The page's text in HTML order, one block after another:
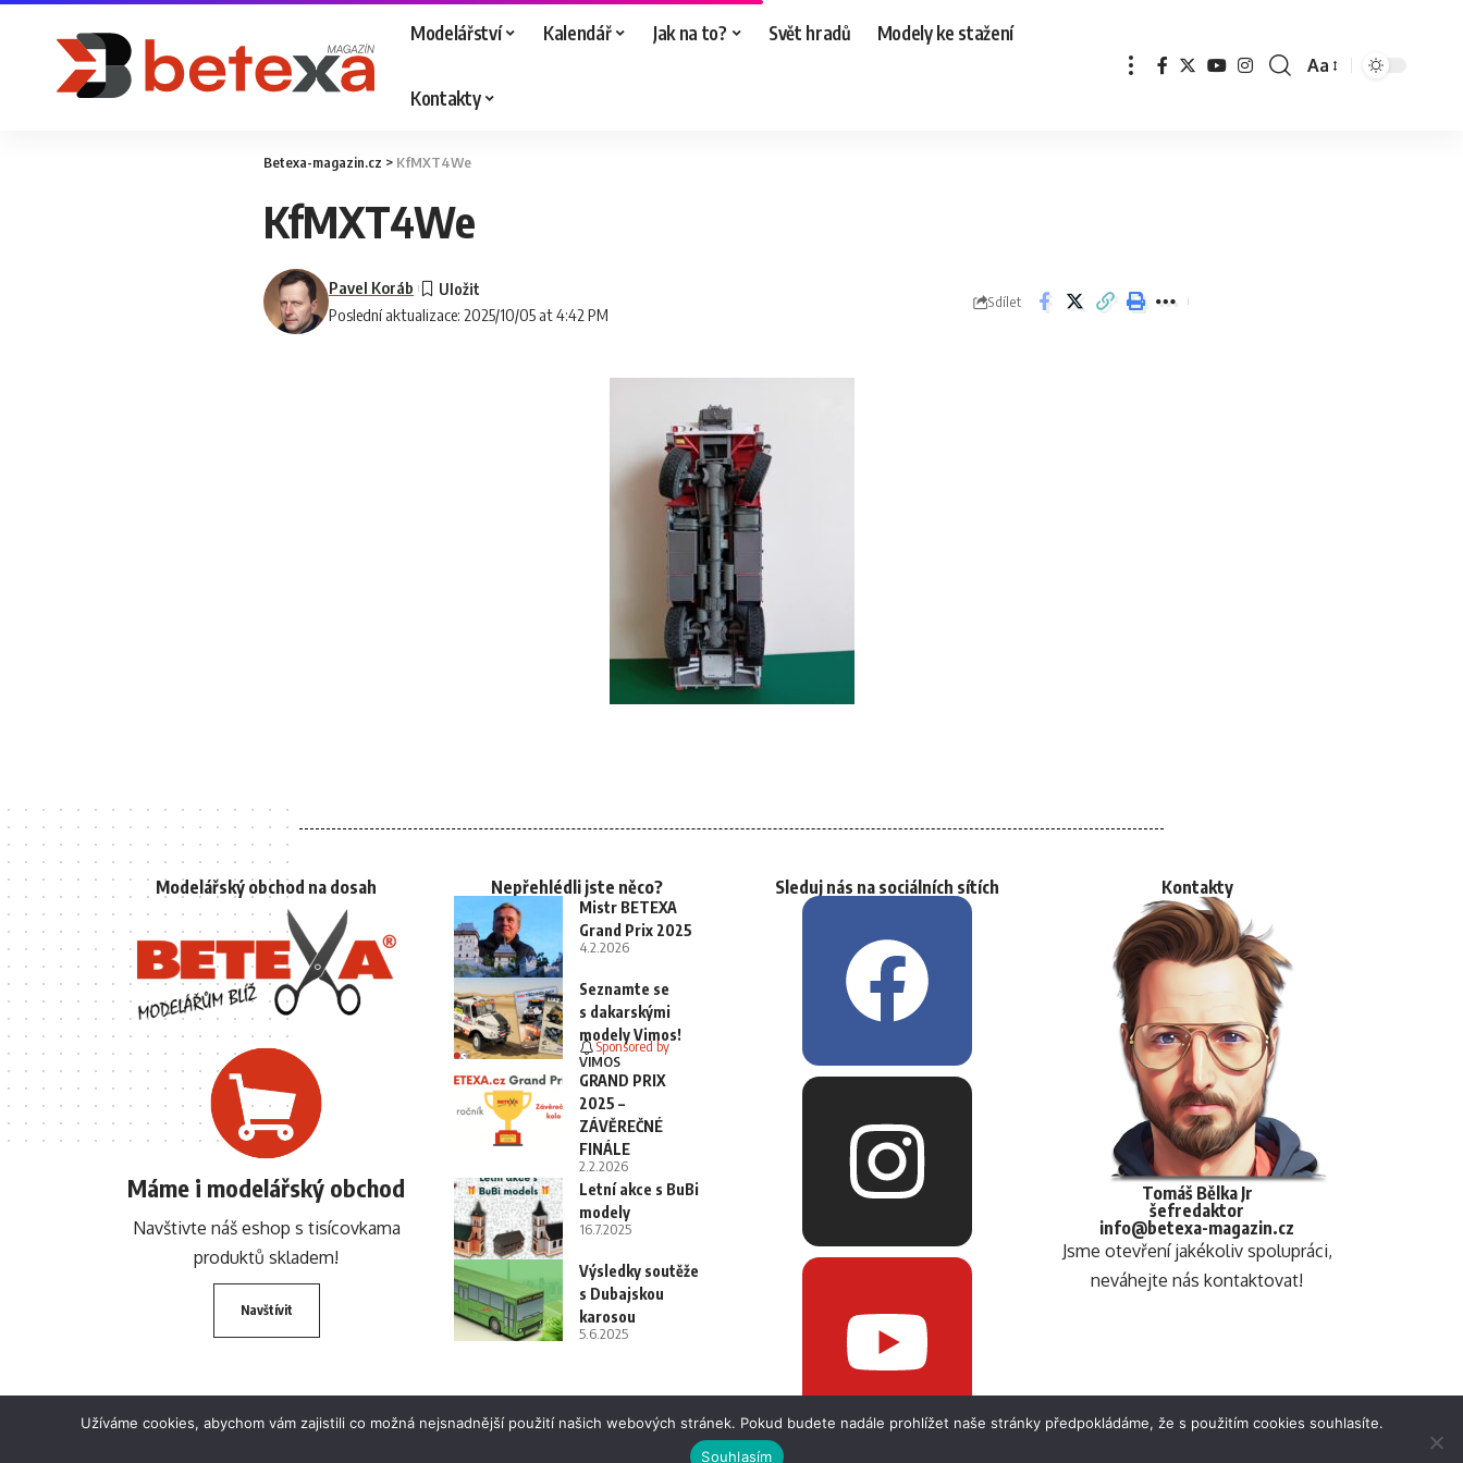
Modelářství Kalendář Jak na to? Svět hradů Modely ke stažení
Kontakty
Aa
Betexa-magazin.cz > KfMXT4We
KfMXT4We
Poslední aktualizace: 2025/10/05 at 4:42 PM
Pavel Koráb
Sdílet
Modelářský obchod na dosah
Máme i modelářský obchod
Navštivte náš eshop s tisícovkama
produktů skladem!
Navštívit
Nepřehlédli jste něco?
Mistr BETEXA
Grand Prix 2025
4.2.2026
Seznamte se
s dakarskými
modely Vimos!
Sponsored by
VIMOS
GRAND PRIX
2025 –
ZÁVĚREČNÉ
FINÁLE
2.2.2026
Letní akce s BuBi
modely
16.7.2025
Výsledky soutěže
s Dubajskou
karosou
5.6.2025
Sleduj nás na sociálních sítích Kontakty
Tomáš Bělka Jr
šefredaktor
info@betexa-magazin.cz
Jsme otevření jakékoliv spolupráci,
neváhejte nás kontaktovat!
Užíváme cookies, abychom vám zajistili co možná nejsnadnější použití našich webových stránek. Pokud budete nadále prohlížet naše stránky předpokládáme, že s použitím cookies souhlasíte.
Souhlasím